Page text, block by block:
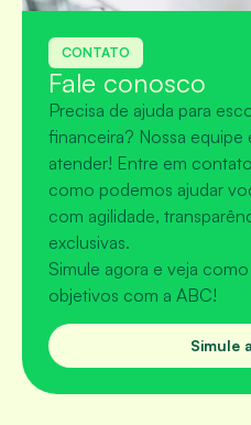
CONTATO
Fale conosco
Precisa de ajuda para
financeira? Nossa equipe
atender! Entre em
como podemos ajudar
com agilidade,
exclusivas.
Simule agora e veja
objetivos com a ABC!
Simule